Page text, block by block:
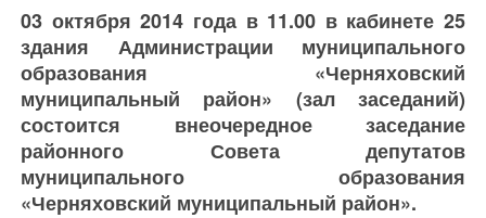
03 октября 2014 года в 11.00 в кабинете 25
здания Администрации муниципального
образования «Черняховский
муниципальный район» (зал заседаний)
состоится внеочередное заседание
районного Совета депутатов
муниципального образования
«Черняховский муниципальный район».